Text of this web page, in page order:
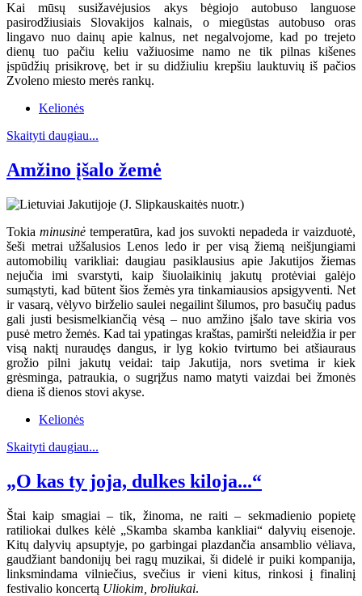
Kai mūsų susižavėjusios akys bėgiojo autobuso languose
pasirodžiusiais Slovakijos kalnais, o miegūstas autobuso oras
lingavo nuo dainų apie kalnus, net negalvojome, kad po trejeto
dienų tuo pačiu keliu važiuosime namo ne tik pilnas kišenes
įspūdžių prisikrovę, bet ir su didžiuliu krepšiu lauktuvių iš pačios
Zvoleno miesto merės rankų.
Kelionės
Skaityti daugiau...
Amžino įšalo žemė
Tokia minusinė temperatūra, kad jos suvokti nepadeda ir vaizduotė,
šeši metrai užšalusios Lenos ledo ir per visą žiemą neišjungiami
automobilių varikliai: daugiau pasiklausius apie Jakutijos žiemas
nejučia imi svarstyti, kaip šiuolaikinių jakutų protėviai galėjo
sumąstyti, kad būtent šios žemės yra tinkamiausios apsigyventi. Net
ir vasarą, vėlyvo birželio saulei negailint šilumos, pro basučių padus
gali justi besismelkiančią vėsą – nuo amžino įšalo tave skiria vos
pusė metro žemės. Kad tai ypatingas kraštas, pamiršti neleidžia ir per
visą naktį nuraudęs dangus, ir lyg kokio tvirtumo bei atšiauraus
grožio pilni jakutų veidai: taip Jakutija, nors svetima ir kiek
grėsminga, patraukia, o sugrįžus namo matyti vaizdai bei žmonės
diena iš dienos stovi akyse.
Kelionės
Skaityti daugiau...
„O kas ty joja, dulkes kiloja...“
Štai kaip smagiai – tik, žinoma, ne raiti – sekmadienio popietę
ratiliokai dulkes kėlė „Skamba skamba kankliai“ dalyvių eisenoje.
Kitų dalyvių apsuptyje, po garbingai plazdančia ansamblio vėliava,
gaudžiant bandonijų bei ragų muzikai, ši didelė ir puiki kompanija,
linksmindama vilniečius, svečius ir vieni kitus, rinkosi į finalinį
festivalio koncertą Uliokim, broliukai.